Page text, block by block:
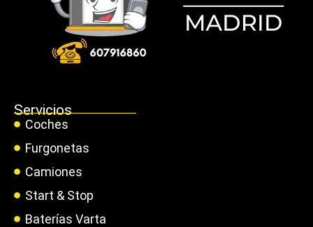
Servicios
Coches
Furgonetas
Camiones
Start & Stop
Baterías Varta